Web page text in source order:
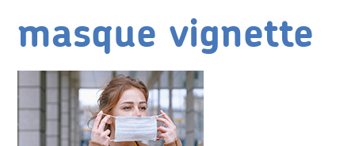
masque vignette